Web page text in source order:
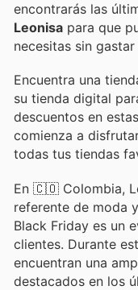
encontrarás las
Leonisa para que
necesitas sin gastar
Encuentra una
su tienda digital
descuentos en
comienza a
todas tus tiendas
En 🇨🇴 Colombia,
referente de moda
Black Friday es un
clientes. Durante
encuentran una
destacados en los